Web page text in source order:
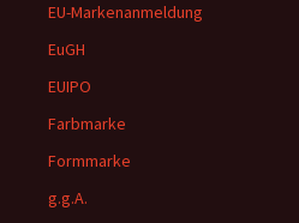
EU-Markenanmeldung
EuGH
EUIPO
Farbmarke
Formmarke
g.g.A.